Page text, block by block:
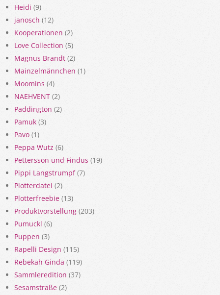
Heidi (9)
janosch (12)
Kooperationen (2)
Love Collection (5)
Magnus Brandt (2)
Mainzelmännchen (1)
Moomins (4)
NAEHVENT (2)
Paddington (2)
Pamuk (3)
Pavo (1)
Peppa Wutz (6)
Pettersson und Findus (19)
Pippi Langstrumpf(7)
Plotterdatei (2)
Plotterfreebie (13)
Produktvorstellung (203)
Pumuckl (6)
Puppen (3)
Rapelli Design (115)
Rebekah Ginda (119)
Sammleredition (37)
Sesamstraße (2)